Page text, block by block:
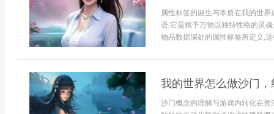
属性标签的诞生与本质在我的世
语,它是赋予万物以独特性格的灵
物品数据深处的属性标签所定义,
我的世界怎么做沙门
沙门概念的理解与游戏内转化在